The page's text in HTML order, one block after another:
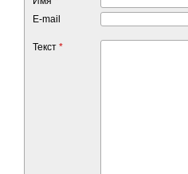
E-mail
Текст *